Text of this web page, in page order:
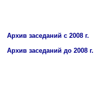
Архив заседаний c 2008 г.
Архив заседаний до 2008 г.